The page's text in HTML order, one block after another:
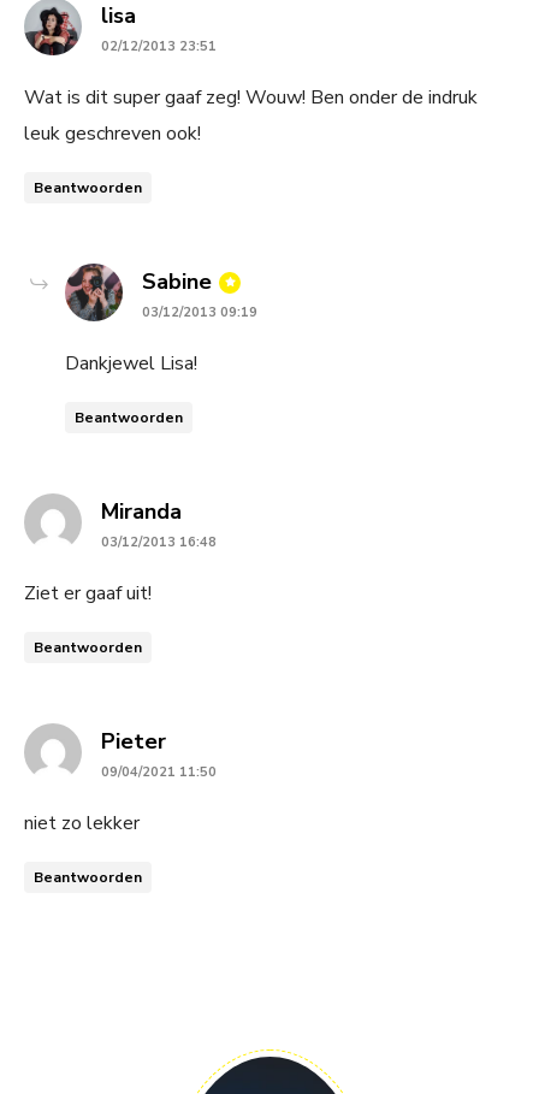
lisa
02/12/2013 23:51
Wat is dit super gaaf zeg! Wouw! Ben onder de indruk
leuk geschreven ook!
Beantwoorden
Sabine says:
03/12/2013 09:19
Dankjewel Lisa!
Beantwoorden
Miranda
03/12/2013 16:48
Ziet er gaaf uit!
Beantwoorden
Pietersays:
09/04/2021 11:50
niet zo lekker
Beantwoorden